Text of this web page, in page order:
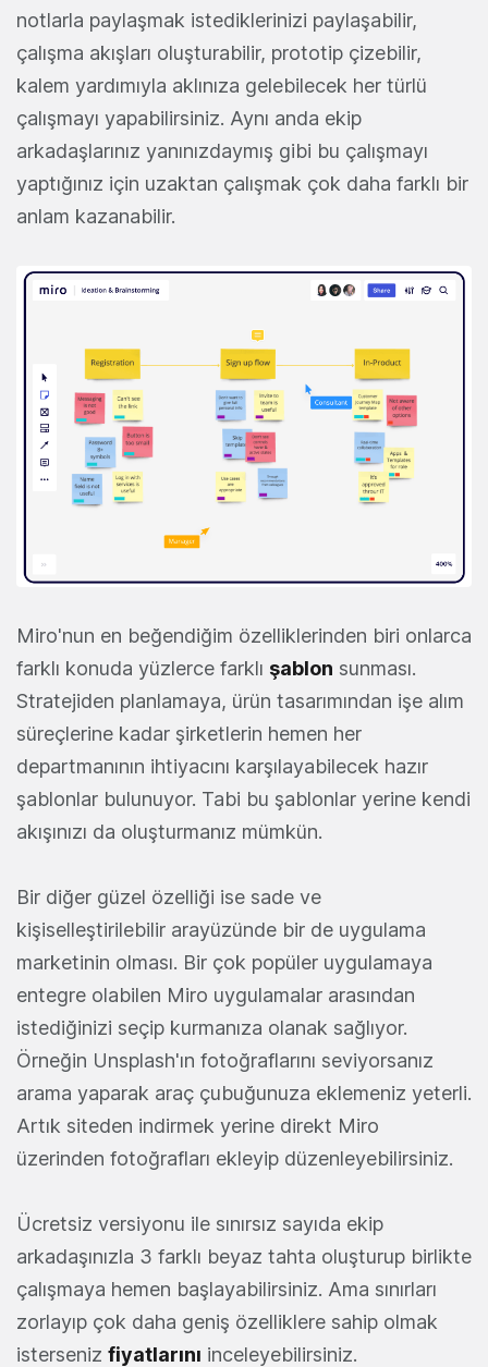
notlarla paylaşmak istediklerinizi paylaşabilir,
çalışma akışları oluşturabilir, prototip çizebilir,
kalem yardımıyla aklınıza gelebilecek her türlü
çalışmayı yapabilirsiniz. Aynı anda ekip
arkadaşlarınız yanınızdaymış gibi bu çalışmayı
yaptığınız için uzaktan çalışmak çok daha farklı bir
anlam kazanabilir.
Miro'nun en beğendiğim özelliklerinden biri onlarca
farklı konuda yüzlerce farklı şablon sunması.
Stratejiden planlamaya, ürün tasarımından işe alım
süreçlerine kadar şirketlerin hemen her
departmanının ihtiyacını karşılayabilecek hazır
şablonlar bulunuyor. Tabi bu şablonlar yerine kendi
akışınızı da oluşturmanız mümkün.
Bir diğer güzel özelliği ise sade ve
kişiselleştirilebilir arayüzünde bir de uygulama
marketinin olması. Bir çok popüler uygulamaya
entegre olabilen Miro uygulamalar arasından
istediğinizi seçip kurmanıza olanak sağlıyor.
Örneğin Unsplash'ın fotoğraflarını seviyorsanız
arama yaparak araç çubuğunuza eklemeniz yeterli.
Artık siteden indirmek yerine direkt Miro
üzerinden fotoğrafları ekleyip düzenleyebilirsiniz.
Ücretsiz versiyonu ile sınırsız sayıda ekip
arkadaşınızla 3 farklı beyaz tahta oluşturup birlikte
çalışmaya hemen başlayabilirsiniz. Ama sınırları
zorlayıp çok daha geniş özelliklere sahip olmak
isterseniz fiyatlarını inceleyebilirsiniz.